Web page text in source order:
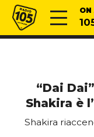
Vai al contenuto
Radio 105 ON
“Dai
Shakira è
Shakira